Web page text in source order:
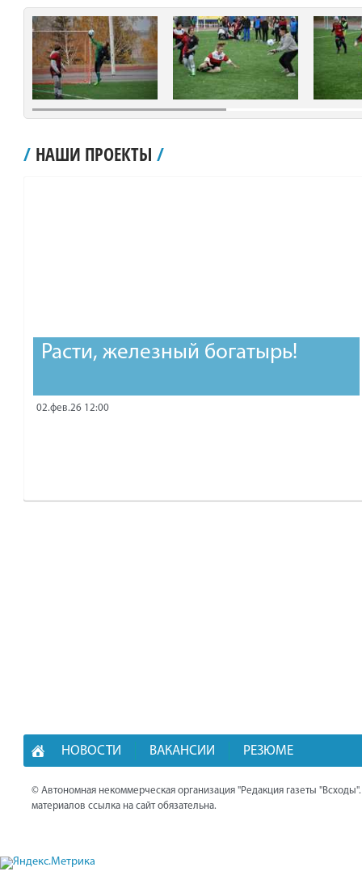
Scroll LeftScroll Right
/ НАШИ ПРОЕКТЫ /
Расти, железный богатырь!
02.фев.26 12:00
НОВОСТИ ВАКАНСИИ РЕЗЮМЕ
© Автономная некоммерческая организация "Редакция газеты
материалов ссылка на сайт обязательна.